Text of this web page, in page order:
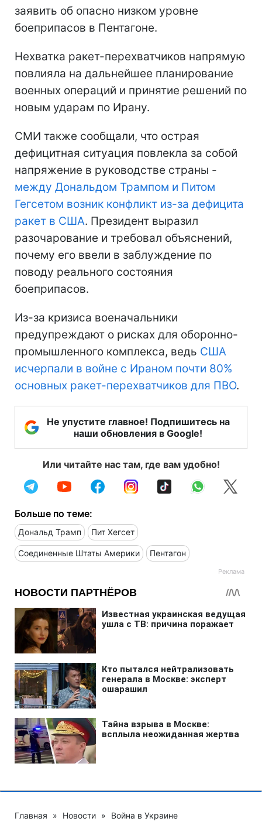
заявить об опасно низком уровне
боеприпасов в Пентагоне.
Нехватка ракет-перехватчиков напрямую
повлияла на дальнейшее планирование
военных операций и принятие решений по
новым ударам по Ирану.
СМИ также сообщали, что острая
дефицитная ситуация повлекла за собой
напряжение в руководстве страны -
между Дональдом Трампом и Питом
Гегсетом возник конфликт из-за дефицита
ракет в США. Президент выразил
разочарование и требовал объяснений,
почему его ввели в заблуждение по
поводу реального состояния
боеприпасов.
Из-за кризиса военачальники
предупреждают о рисках для оборонно-
промышленного комплекса, ведь США
исчерпали в войне с Ираном почти 80%
основных ракет-перехватчиков для ПВО.
Не упустите главное! Подпишитесь на
наши обновления в Google!
Или читайте нас там, где вам удобно!
Больше по теме:
Дональд Трамп Пит Хегсет
Соединенные Штаты Америки Пентагон
Главная » Новости » Война в Украине